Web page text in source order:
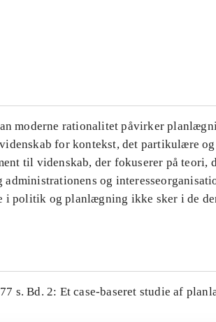
moderne rationalitet påvirker
for kontekst, det partikulære og
til videnskab, der fokuserer på teori,
og
i politik og planlægning ikke sker i de
s. Bd. 2: Et case-baseret studie af